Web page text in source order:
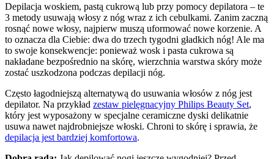
Depilacja woskiem, pastą cukrową lub przy pomocy depilatora – te
3 metody usuwają włosy z nóg wraz z ich cebulkami. Zanim zaczną
rosnąć nowe włosy, najpierw muszą uformować nowe korzenie. A
to oznacza dla Ciebie: dwa do trzech tygodni gładkich nóg! Ale ma
to swoje konsekwencje: ponieważ wosk i pasta cukrowa są
nakładane bezpośrednio na skórę, wierzchnia warstwa skóry może
zostać uszkodzona podczas depilacji nóg.
Często łagodniejszą alternatywą do usuwania włosów z nóg jest
depilator. Na przykład zestaw pielęgnacyjny Philips Beauty Set,
który jest wyposażony w specjalne ceramiczne dyski delikatnie
depilacja jest bardziej komfortowa.